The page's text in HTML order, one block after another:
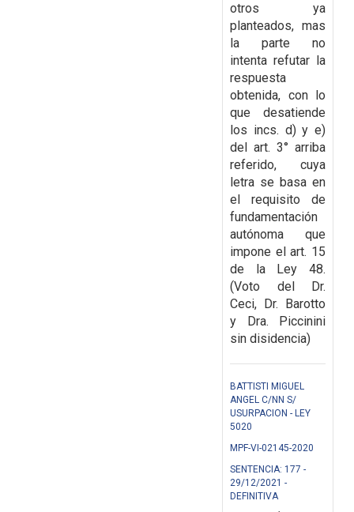
otros ya
planteados, mas
la parte no
intenta refutar la
respuesta
obtenida, con lo
que desatiende
los incs. d) y e)
del art. 3° arriba
referido, cuya
letra se basa en
el requisito de
fundamentación
autónoma que
impone el art. 15
de la Ley 48.
(Voto del Dr.
Ceci, Dr. Barotto
y Dra. Piccinini
sin disidencia)
BATTISTI MIGUEL
ANGEL C/NN S/
USURPACION - LEY
5020
MPF-VI-02145-2020
SENTENCIA: 177 -
29/12/2021 -
DEFINITIVA